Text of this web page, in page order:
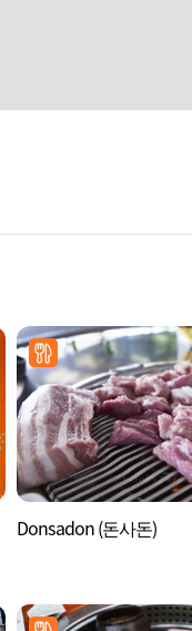
Donsadon (돈사돈)